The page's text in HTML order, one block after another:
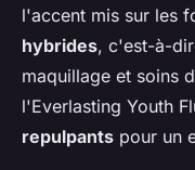
l'accent mis sur les
hybrides, c'est-à-
maquillage et soins
l'Everlasting Youth
repulpants pour un